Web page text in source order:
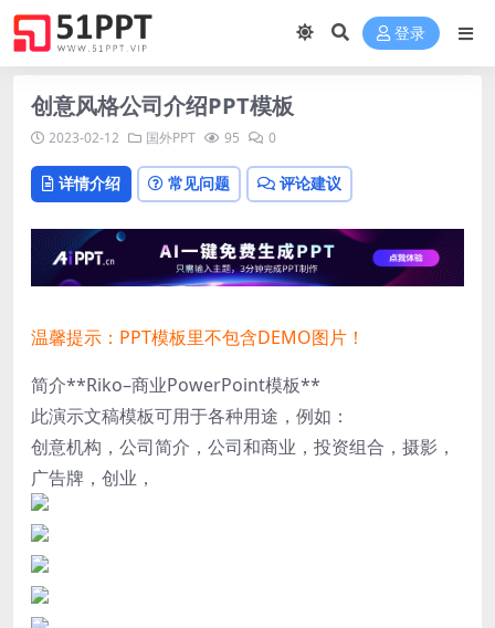
登录
创意风格公司介绍PPT模板
2023-02-12 国外PPT 95 0
详情介绍 常见问题 评论建议
温馨提示：PPT模板里不包含DEMO图片！
简介**Riko–商业PowerPoint模板**
此演示文稿模板可用于各种用途，例如：
创意机构，公司简介，公司和商业，投资组合，摄影，
广告牌，创业，